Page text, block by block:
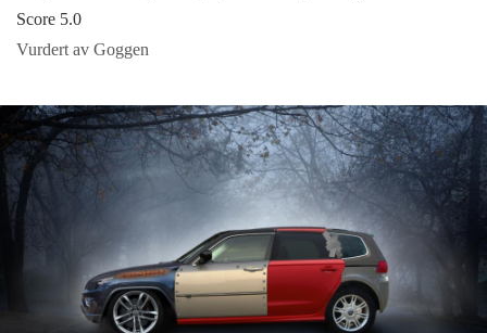
Score 5.0
Vurdert av Goggen